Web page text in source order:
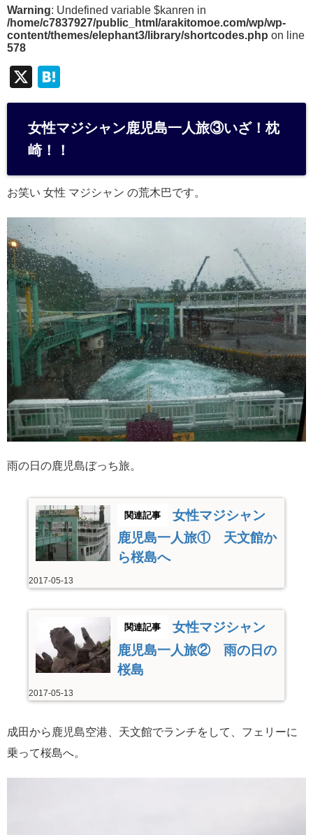
Warning: Undefined variable $kanren in
/home/c7837927/public_html/arakitomoe.com/wp/wp-
content/themes/elephant3/library/shortcodes.php on line
578
X
at
e
n
女性マジシャン鹿児島一人旅③いざ！枕
崎！！
お笑い 女性 マジシャン の荒木巴です。
雨の日の鹿児島ぼっち旅。
女性マジシャン
鹿児島一人旅① 天文館か
ら桜島へ
2017-05-13
女性マジシャン
鹿児島一人旅② 雨の日の
桜島
2017-05-13
成田から鹿児島空港、天文館でランチをして、フェリーに
乗って桜島へ。